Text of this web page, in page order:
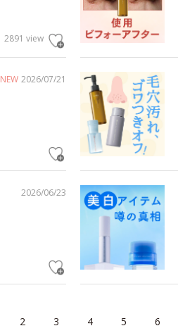
2891 view
NEW 2026/07/21
2026/06/23
2 3 4 5 6